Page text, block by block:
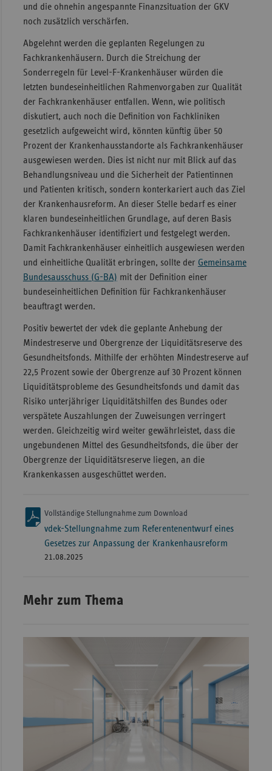
und die ohnehin angespannte Finanzsituation der GKV
noch zusätzlich verschärfen.
Abgelehnt werden die geplanten Regelungen zu
Fachkrankenhäusern. Durch die Streichung der
Sonderregeln für Level-F-Krankenhäuser würden die
letzten bundeseinheitlichen Rahmenvorgaben zur Qualität
der Fachkrankenhäuser entfallen. Wenn, wie politisch
diskutiert, auch noch die Definition von Fachkliniken
gesetzlich aufgeweicht wird, könnten künftig über 50
Prozent der Krankenhausstandorte als Fachkrankenhäuser
ausgewiesen werden. Dies ist nicht nur mit Blick auf das
Behandlungsniveau und die Sicherheit der Patientinnen
und Patienten kritisch, sondern konterkariert auch das Ziel
der Krankenhausreform. An dieser Stelle bedarf es einer
klaren bundeseinheitlichen Grundlage, auf deren Basis
Fachkrankenhäuser identifiziert und festgelegt werden.
Damit Fachkrankenhäuser einheitlich ausgewiesen werden
und einheitliche Qualität erbringen, sollte der Gemeinsame
Bundesausschuss (G-BA) mit der Definition einer
bundeseinheitlichen Definition für Fachkrankenhäuser
beauftragt werden.
Positiv bewertet der vdek die geplante Anhebung der
Mindestreserve und Obergrenze der Liquiditätsreserve des
Gesundheitsfonds. Mithilfe der erhöhten Mindestreserve auf
22,5 Prozent sowie der Obergrenze auf 30 Prozent können
Liquiditätsprobleme des Gesundheitsfonds und damit das
Risiko unterjähriger Liquiditätshilfen des Bundes oder
verspätete Auszahlungen der Zuweisungen verringert
werden. Gleichzeitig wird weiter gewährleistet, dass die
ungebundenen Mittel des Gesundheitsfonds, die über der
Obergrenze der Liquiditätsreserve liegen, an die
Krankenkassen ausgeschüttet werden.
Vollständige Stellungnahme zum Download
vdek-Stellungnahme zum Referentenentwurf eines
Gesetzes zur Anpassung der Krankenhausreform
21.08.2025
Mehr zum Thema